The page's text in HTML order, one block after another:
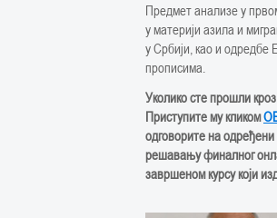
Предмет анализе у
у материји азила и
у Србији, као и
прописима.
Уколико сте прошли
Приступите му кликом
одговорите на одређени
решавању финалног
завршеном курсу који